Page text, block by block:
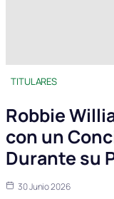
TITULARES
Robbie
con un
Durante su
30 Junio 2026